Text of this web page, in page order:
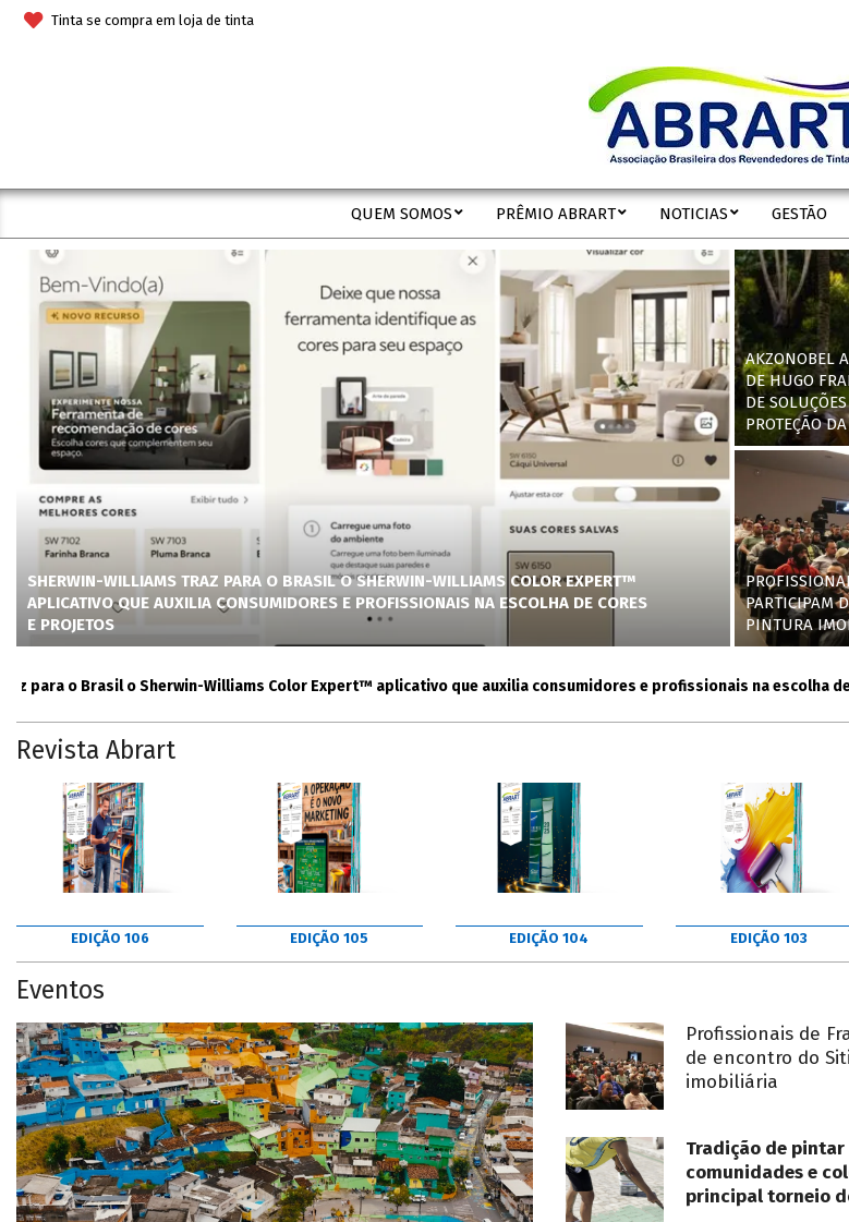
Skip
Tinta se compra em loja de tinta
ABRART
Secondary
Navigation
Menu
QUEM SOMOS PRÊMIO ABRART NOTICIAS GESTÃO
SHERWIN-WILLIAMS TRAZ PARA O BRASIL O SHERWIN-WILLIAMS COLOR EXPERT™
APLICATIVO QUE AUXILIA CONSUMIDORES E PROFISSIONAIS NA ESCOLHA DE CORES
E PROJETOS
AKZONOBEL
DE HUGO
DE
PROTEÇÃO
PARTICIPAM
PINTURA
o Brasil o Sherwin-Williams Color Expert™ aplicativo que auxilia consumidores e profissionais na escolha de
Revista Abrart
EDIÇÃO 106 EDIÇÃO 105 EDIÇÃO 104 EDIÇÃO 103
Eventos
Profissionais de
de encontro do
imobiliária
Tradição de
comunidades e
principal torneio